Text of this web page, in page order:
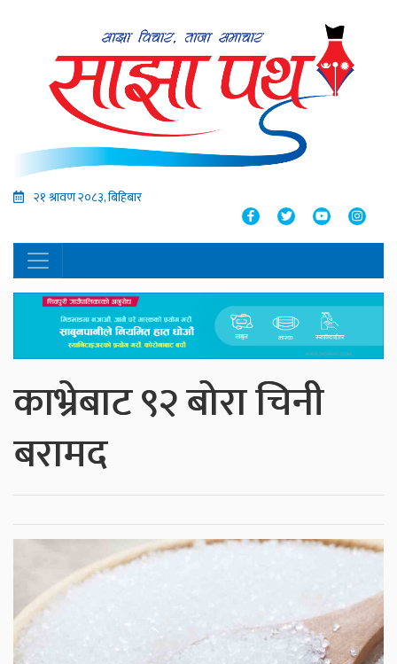
२१ श्रावण २०८३, बिहिबार
काभ्रेबाट ९२ बोरा चिनी
बरामद